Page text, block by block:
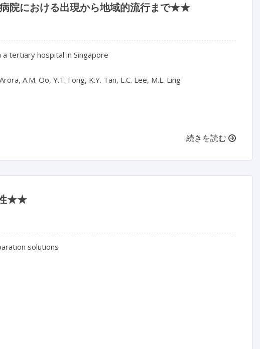
院における出現から地域的流行まで★★
tertiary hospital in Singapore
A.M. Oo, Y.T. Fong, K.Y. Tan, L.C. Lee, M.L. Ling
続きを読む
性★★
solutions